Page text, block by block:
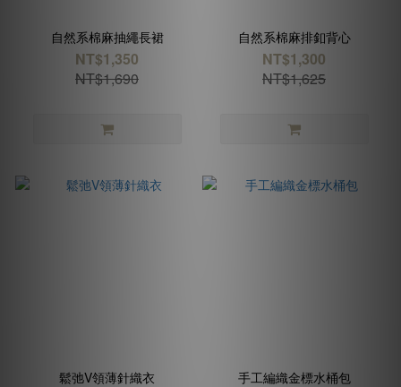
自然系棉麻抽繩長裙
NT$1,350
NT$1,690
自然系棉麻排釦背心
NT$1,300
NT$1,625
鬆弛V領薄針織衣 手工編織金標水桶包